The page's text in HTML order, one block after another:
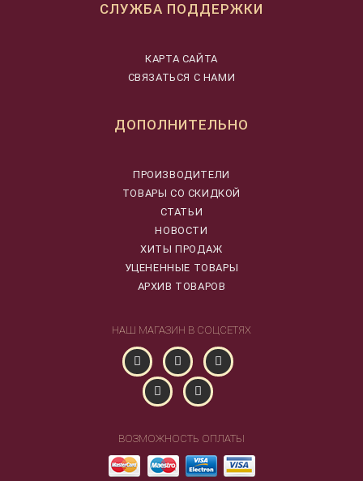
СЛУЖБА ПОДДЕРЖКИ
КАРТА САЙТА
СВЯЗАТЬСЯ С НАМИ
ДОПОЛНИТЕЛЬНО
ПРОИЗВОДИТЕЛИ
ТОВАРЫ СО СКИДКОЙ
СТАТЬИ
НОВОСТИ
ХИТЫ ПРОДАЖ
УЦЕНЕННЫЕ ТОВАРЫ
АРХИВ ТОВАРОВ
НАШ МАГАЗИН В СОЦСЕТЯХ
ВОЗМОЖНОСТЬ ОПЛАТЫ